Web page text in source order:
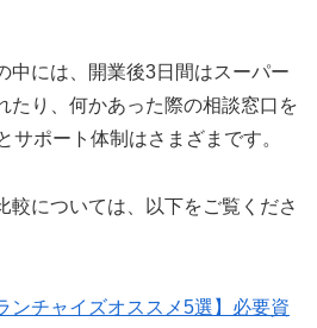
中には、開業後3日間はスーパー
たり、何かあった際の相談窓口を
サポート体制はさまざまです。
較については、以下をご覧くださ
ンチャイズオススメ5選】必要資